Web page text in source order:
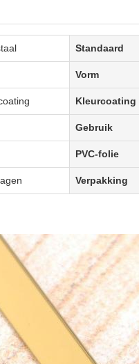
Standaard
Vorm
Kleurcoating
Gebruik
PVC-folie
Verpakking